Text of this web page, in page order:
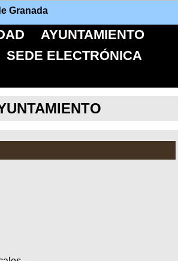
Granada
AYUNTAMIENTO
SEDE ELECTRÓNICA